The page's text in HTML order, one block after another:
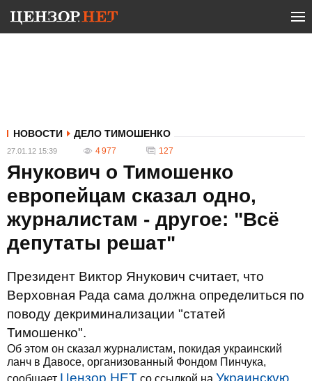
НОВОСТИ ДЕЛО ТИМОШЕНКО
27.01.12 15:39 4 977 127
Янукович о Тимошенко
европейцам сказал одно,
журналистам - другое: "Всё
депутаты решат"
Президент Виктор Янукович считает, что
Верховная Рада сама должна определиться по
поводу декриминализации "статей
Тимошенко".
Об этом он сказал журналистам, покидая украинский
ланч в Давосе, организованный Фондом Пинчука,
сообщает Цензор.НЕТ со ссылкой на Украинскую